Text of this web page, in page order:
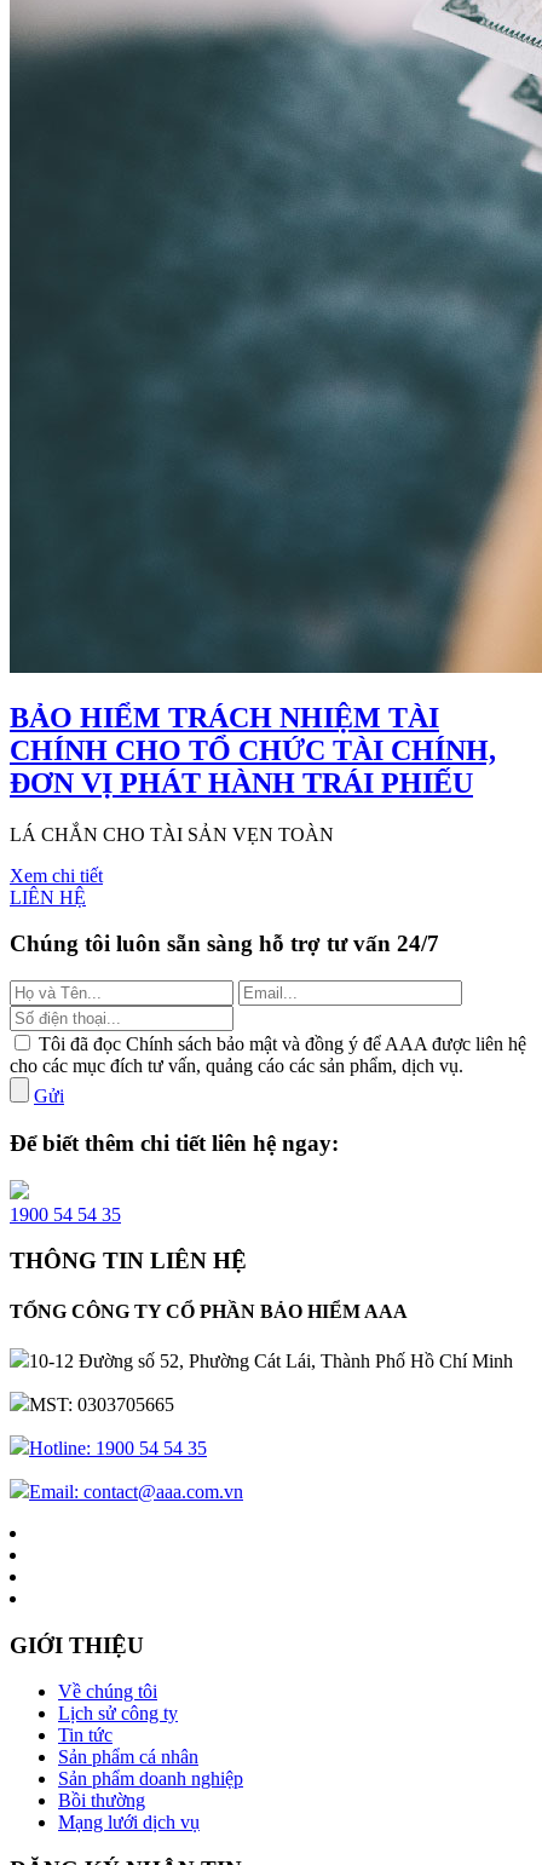
BẢO HIỂM TRÁCH NHIỆM TÀI
CHÍNH CHO TỔ CHỨC TÀI CHÍNH,
ĐƠN VỊ PHÁT HÀNH TRÁI PHIẾU
LÁ CHẮN CHO TÀI SẢN VẸN TOÀN
Xem chi tiết
LIÊN HỆ
Chúng tôi luôn sẵn sàng hỗ trợ tư vấn 24/7
Tôi đã đọc Chính sách bảo mật và đồng ý để AAA được liên hệ
cho các mục đích tư vấn, quảng cáo các sản phẩm, dịch vụ.
Gửi
Để biết thêm chi tiết liên hệ ngay:
1900 54 54 35
THÔNG TIN LIÊN HỆ
TỔNG CÔNG TY CỔ PHẦN BẢO HIỂM AAA
10-12 Đường số 52, Phường Cát Lái, Thành Phố Hồ Chí Minh
MST: 0303705665
Hotline: 1900 54 54 35
Email: contact@aaa.com.vn
GIỚI THIỆU
Về chúng tôi
Lịch sử công ty
Tin tức
Sản phẩm cá nhân
Sản phẩm doanh nghiệp
Bồi thường
Mạng lưới dịch vụ